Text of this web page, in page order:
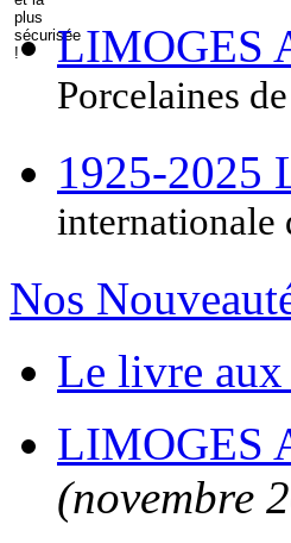
LIMOGES
Porcelaines
1925-2025
internationale
Nos
Le livre
LIMOGES
(novembre